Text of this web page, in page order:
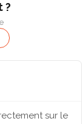
?
sur le